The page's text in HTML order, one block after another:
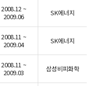
2008.12 ~
2009.06
SK에너지
2008.11 ~
2009.04
SK에너지
2008.11 ~
2009.03
삼성비피화학